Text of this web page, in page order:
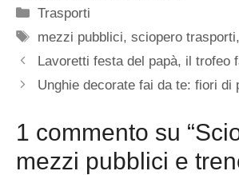
Categorie
Trasporti
Tag
mezzi pubblici,sciopero trasporti
Lavoretti festa del papà, il trofeo
Unghie decorate fai da te: fiori di
1 commento su
mezzi pubblici e